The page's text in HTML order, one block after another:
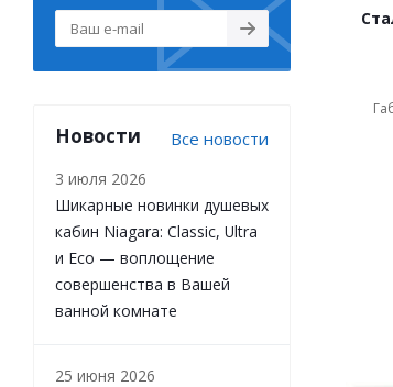
Новости Все новости
3 июля 2026
Шикарные новинки душевых
кабин Niagara: Classic, Ultra
и Eco — воплощение
совершенства в Вашей
ванной комнате
25 июня 2026